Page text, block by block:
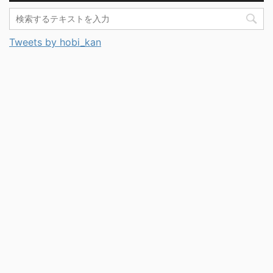
Tweets by hobi_kan